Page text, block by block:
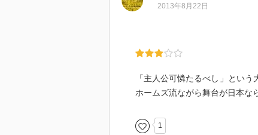
2013年8月22日
「主人公可憐たるべし」とい
ホームズ流ながら舞台が日本な
1